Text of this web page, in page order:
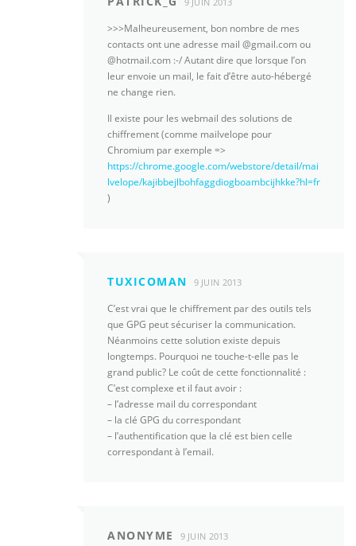
>>>Malheureusement, bon nombre de mes
contacts ont une adresse mail @gmail.com ou
@hotmail.com :-/ Autant dire que lorsque l’on
leur envoie un mail, le fait d’être auto-hébergé
ne change rien.
Il existe pour les webmail des solutions de
chiffrement (comme mailvelope pour
Chromium par exemple =>
https://chrome.google.com/webstore/detail/mai
lvelope/kajibbejlbohfaggdiogboambcijhkke?hl=fr
)
TUXICOMAN 9 JUIN 2013
C’est vrai que le chiffrement par des outils tels
que GPG peut sécuriser la communication.
Néanmoins cette solution existe depuis
longtemps. Pourquoi ne touche-t-elle pas le
grand public? Le coût de cette fonctionnalité :
C’est complexe et il faut avoir :
– l’adresse mail du correspondant
– la clé GPG du correspondant
– l’authentification que la clé est bien celle
correspondant à l’email.
ANONYME 9 JUIN 2013